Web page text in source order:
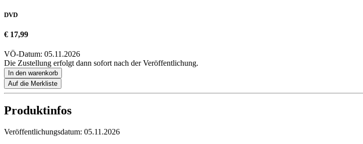
DVD
€ 17,99
VÖ-Datum: 05.11.2026
Die Zustellung erfolgt dann sofort nach der Veröffentlichung.
In den warenkorb
Auf die Merkliste
Produktinfos
Veröffentlichungsdatum: 05.11.2026